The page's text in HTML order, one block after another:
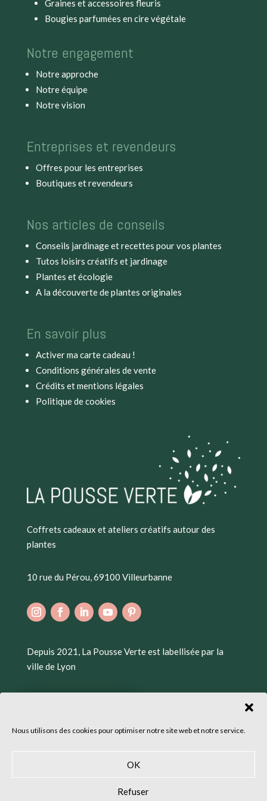
Nous utilisons des cookies pour optimiser notre site web et notre service.
OK
Refuser
Graines et accessoires fleuris
Bougies parfumées en cire végétale
Notre engagement
Notre approche
Notre équipe
Notre vision
Entreprises et revendeurs
Offres pour les entreprises
Boutiques et revendeurs
Nos articles de conseils
Conseils jardinage et recettes pour vos plantes
Tutos loisirs créatifs et jardinage
Plantes et écologie
A la découverte de plantes originales
En savoir plus
Activer ma carte cadeau !
Conditions générales de vente
Crédits et mentions légales
Politique de cookies
Coffrets cadeaux et ateliers créatifs autour des
plantes
10 rue du Pérou, 69100 Villeurbanne
Depuis 2021, La Pousse Verte est labellisée par la
ville de Lyon